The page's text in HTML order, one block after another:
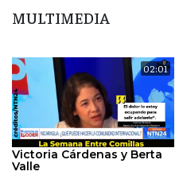
MULTIMEDIA
02:01
Victoria Cárdenas y Berta
Valle